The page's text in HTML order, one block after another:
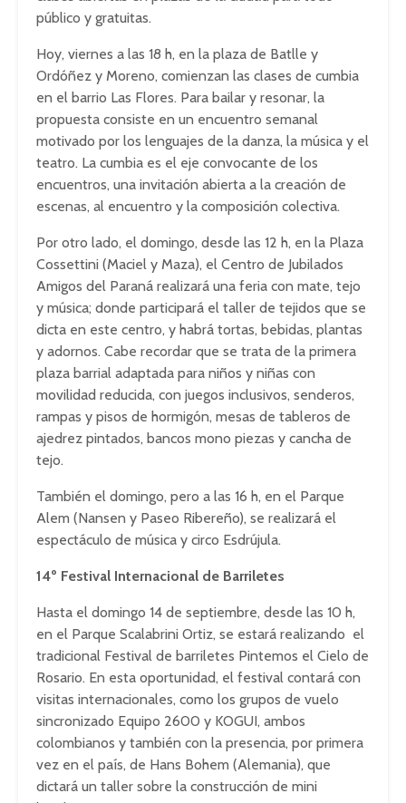
público y gratuitas.
Hoy, viernes a las 18 h, en la plaza de Batlle y
Ordóñez y Moreno, comienzan las clases de cumbia
en el barrio Las Flores. Para bailar y resonar, la
propuesta consiste en un encuentro semanal
motivado por los lenguajes de la danza, la música y el
teatro. La cumbia es el eje convocante de los
encuentros, una invitación abierta a la creación de
escenas, al encuentro y la composición colectiva.
Por otro lado, el domingo, desde las 12 h, en la Plaza
Cossettini (Maciel y Maza), el Centro de Jubilados
Amigos del Paraná realizará una feria con mate, tejo
y música; donde participará el taller de tejidos que se
dicta en este centro, y habrá tortas, bebidas, plantas
y adornos. Cabe recordar que se trata de la primera
plaza barrial adaptada para niños y niñas con
movilidad reducida, con juegos inclusivos, senderos,
rampas y pisos de hormigón, mesas de tableros de
ajedrez pintados, bancos mono piezas y cancha de
tejo.
También el domingo, pero a las 16 h, en el Parque
Alem (Nansen y Paseo Ribereño), se realizará el
espectáculo de música y circo Esdrújula.
14º Festival Internacional de Barriletes
Hasta el domingo 14 de septiembre, desde las 10 h,
en el Parque Scalabrini Ortiz, se estará realizando el
tradicional Festival de barriletes Pintemos el Cielo de
Rosario. En esta oportunidad, el festival contará con
visitas internacionales, como los grupos de vuelo
sincronizado Equipo 2600 y KOGUI, ambos
colombianos y también con la presencia, por primera
vez en el país, de Hans Bohem (Alemania), que
dictará un taller sobre la construcción de mini